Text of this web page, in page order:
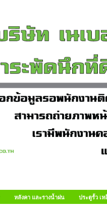
หลังคา และรางน้ำฝน ประตูรั้ว เ